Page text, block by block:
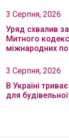
3 Серпня, 2026
Уряд схвалив
Митного
міжнародних
3 Серпня, 2026
В Україні
для